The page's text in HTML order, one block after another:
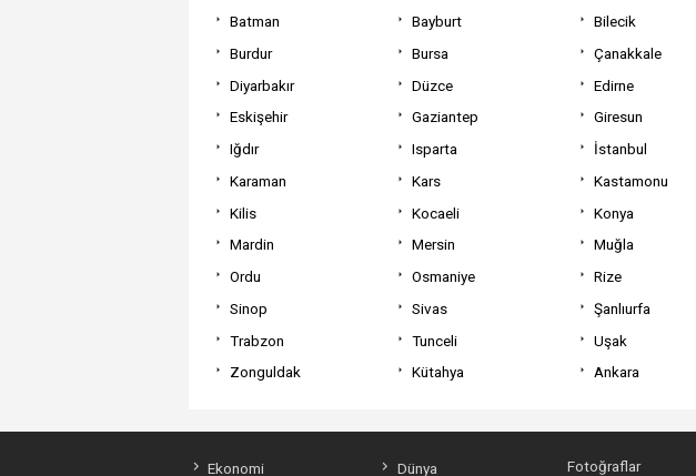
Batman
Bayburt Bilecik
Burdur
Bursa Çanakkale
Diyarbakır
Düzce Edirne
Eskişehir
Gaziantep Giresun
Iğdır
Isparta İstanbul
Karaman
Kars Kastamonu
Kilis
Kocaeli Konya
Mardin
Mersin Muğla
Ordu
Osmaniye Rize
Sinop
Sivas Şanlıurfa
Trabzon
Tunceli Uşak
Zonguldak
Kütahya Ankara
Ekonomi Dünya Fotoğraflar